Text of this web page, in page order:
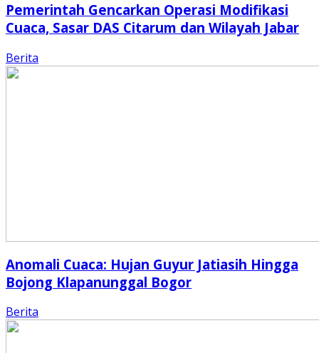
Pemerintah Gencarkan Operasi Modifikasi
Cuaca, Sasar DAS Citarum dan Wilayah Jabar
Berita
Anomali Cuaca: Hujan Guyur Jatiasih Hingga
Bojong Klapanunggal Bogor
Berita